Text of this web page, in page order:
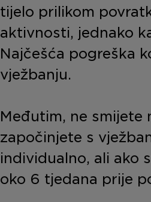
tijelo prilikom
aktivnosti, jednako
Najčešća pogreška
vježbanju.
Međutim, ne smijete
započinjete s
individualno, ali ako
oko 6 tjedana prije